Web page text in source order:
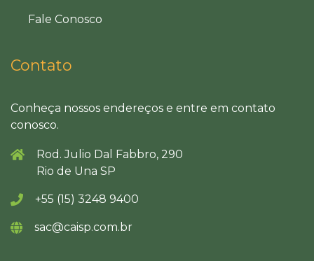
Fale Conosco
Contato
Conheça nossos endereços e entre em contato
conosco.
Rod. Julio Dal Fabbro, 290
Rio de Una SP
+55 (15) 3248 9400
sac@caisp.com.br